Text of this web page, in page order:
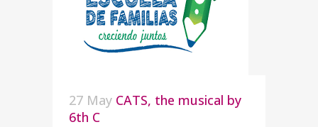
27 May CATS, the musical by
6th C